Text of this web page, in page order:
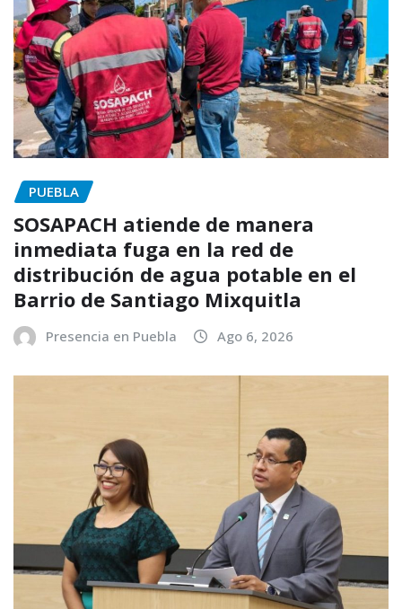
PUEBLA
SOSAPACH atiende de manera
inmediata fuga en la red de
distribución de agua potable en el
Barrio de Santiago Mixquitla
Presencia en Puebla Ago 6, 2026